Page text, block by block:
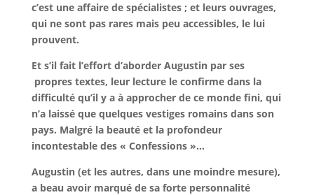
c’est une affaire de spécialistes ; et leurs ouvrages,
qui ne sont pas rares mais peu accessibles, le lui
prouvent.
Et s’il fait l’effort d’aborder Augustin par ses
propres textes, leur lecture le confirme dans la
difficulté qu’il y a à approcher de ce monde fini, qui
n’a laissé que quelques vestiges romains dans son
pays. Malgré la beauté et la profondeur
incontestable des « Confessions »…
Augustin (et les autres, dans une moindre mesure),
a beau avoir marqué de sa forte personnalité